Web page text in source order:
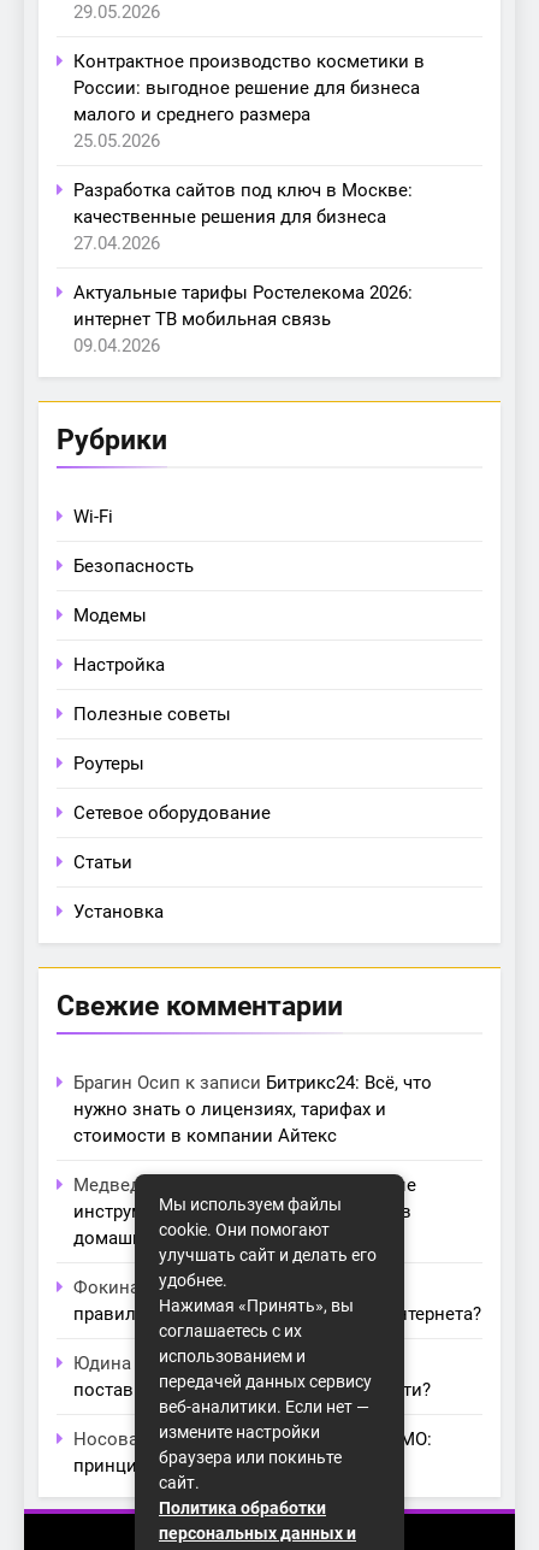
29.05.2026
Контрактное производство косметики в
России: выгодное решение для бизнеса
малого и среднего размера
25.05.2026
Разработка сайтов под ключ в Москве:
качественные решения для бизнеса
27.04.2026
Актуальные тарифы Ростелекома 2026:
интернет ТВ мобильная связь
09.04.2026
Рубрики
Wi-Fi
Безопасность
Модемы
Настройка
Полезные советы
Роутеры
Сетевое оборудование
Статьи
Установка
Свежие комментарии
Брагин Осип к записи Битрикс24: Всё, что
нужно знать о лицензиях, тарифах и
стоимости в компании Айтекс
Медведева Амалия
Основные
инструменты для создания серверов в
домашних условиях
Фокина Невак записи
правильный модем для домашнего интернета?
Юдина Ивонак записиПроблемы с
поставщиками интернета: как их обойти?
Носова Агатак записиТехнология MIMO:
принципы работы и её преимущества
Мы используем файлы
cookie. Они помогают
улучшать сайт и делать его
удобнее.
Нажимая «Принять», вы
соглашаетесь с их
использованием и
передачей данных сервису
веб-аналитики. Если нет —
измените настройки
браузера или покиньте
сайт.
Политика обработки
персональных данных и